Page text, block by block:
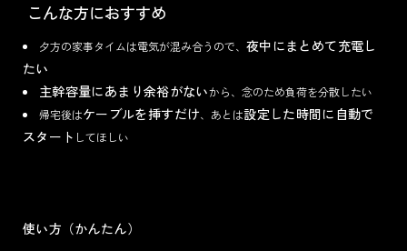
こんな方におすすめ
夕方の家事タイムは電気が混み合うので、 夜中にまとめて充電し
たい
主幹容量にあまり余裕がないから、念のため負荷を分散したい
帰宅後はケーブルを挿すだけ、あとは設定した時間に自動で
スタート してほしい
使い方（かんたん）